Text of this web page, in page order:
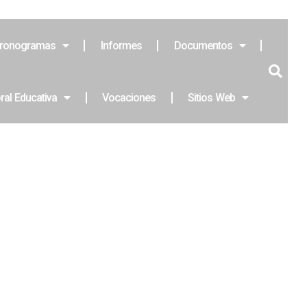
Informes Documentos
Educativa Vocaciones Sitios Web